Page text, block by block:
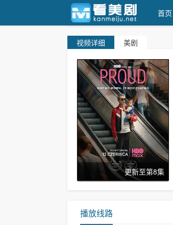
首页
视频详细 美剧
更新至第8集
播放线路